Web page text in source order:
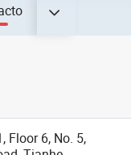
Floor 6, No. 5,